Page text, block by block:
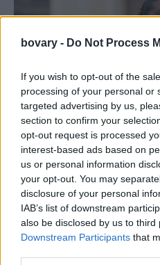
bovary - Do Not Process
If you wish to opt-out of the
processing of your personal or
targeted advertising by us,
section to confirm your
opt-out request is processed
interest-based ads based on
us or personal information
your opt-out. You may
disclosure of your personal
IAB’s list of downstream
also be disclosed by us to third
Downstream Participants that
FASHION
Γιατί οι πιο κομψές
λευκό πουκάμισο το
BOVARY LOVES ⸻ 25